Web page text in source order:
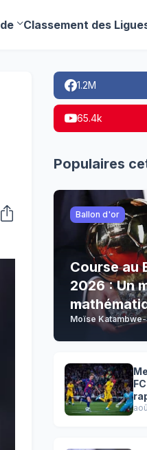
Classement des
1.2M
65.4k
Populaires
Ballon d'or
Course au
2026 : Un
son grand
Moïse Katambwe-